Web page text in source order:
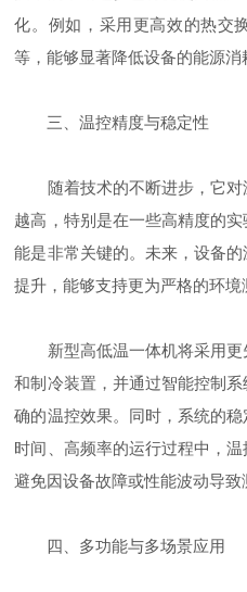
化。例如，采用更高效的热交
等，能够显著降低设备的能源消
三、温控精度与稳定性
随着技术的不断进步，它对
越高，特别是在一些高精度的
能是非常关键的。未来，设备
提升，能够支持更为严格的环境
新型高低温一体机将采用更
和制冷装置，并通过智能控制
确的温控效果。同时，系统的
时间、高频率的运行过程中，
避免因设备故障或性能波动导致
四、多功能与多场景应用